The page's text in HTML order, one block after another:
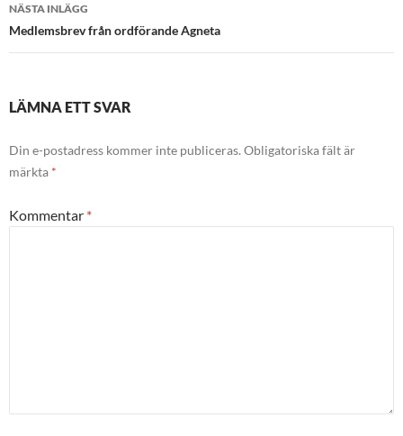
NÄSTA INLÄGG
Medlemsbrev från ordförande Agneta
LÄMNA ETT SVAR
Din e-postadress kommer inte publiceras. Obligatoriska fält är
märkta *
Kommentar *